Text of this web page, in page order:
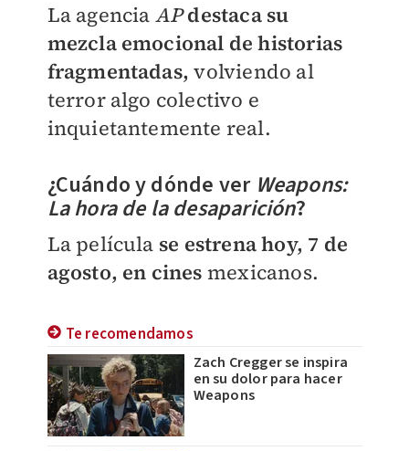
La agencia APdestaca su
mezcla emocional de historias
fragmentadas, volviendo al
terror algo colectivo e
inquietantemente real.
¿Cuándo y dónde ver Weapons:
La hora de la desaparición?
La película se estrena hoy, 7 de
agosto, en cines mexicanos.
Te recomendamos
Zach Cregger se inspira
en su dolor para hacer
Weapons